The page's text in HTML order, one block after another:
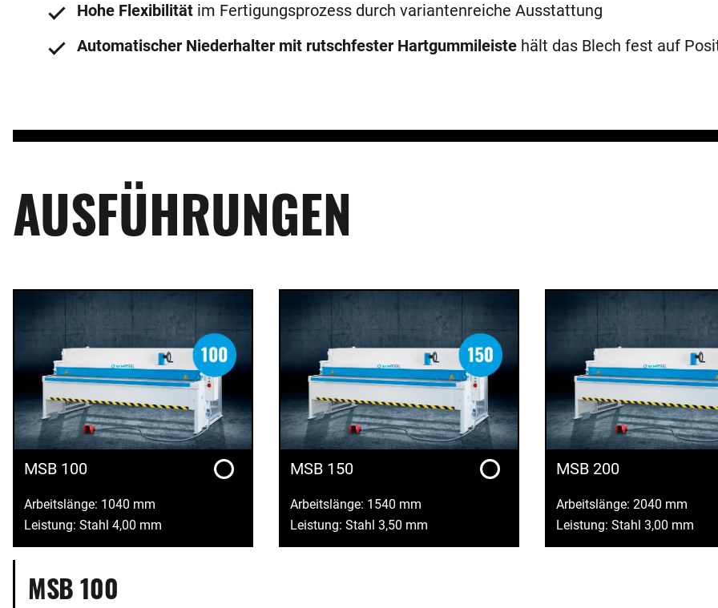
Hohe Flexibilität im Fertigungsprozess durch variantenreiche Ausstattung
Automatischer Niederhalter mit rutschfester Hartgummileiste hält das Blech fest auf
AUSFÜHRUNGEN
MSB 100
Arbeitslänge: 1040 mm
Leistung: Stahl 4,00 mm
MSB 150
Arbeitslänge: 1540 mm
Leistung: Stahl 3,50 mm
MSB 200
Arbeitslänge: 2040 mm
Leistung: Stahl 3,00 mm
MSB 100